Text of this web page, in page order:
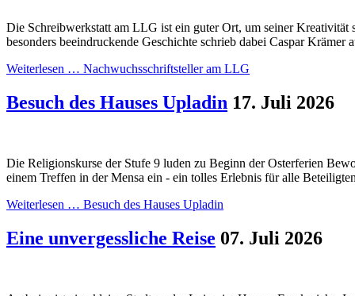
Die Schreibwerkstatt am LLG ist ein guter Ort, um seiner Kreativität
besonders beeindruckende Geschichte schrieb dabei Caspar Krämer
Weiterlesen … Nachwuchsschriftsteller am LLG
Besuch des Hauses Upladin 17. Juli 2026
Die Religionskurse der Stufe 9 luden zu Beginn der Osterferien
einem Treffen in der Mensa ein - ein tolles Erlebnis für alle
Weiterlesen … Besuch des Hauses Upladin
Eine unvergessliche Reise 07. Juli 2026